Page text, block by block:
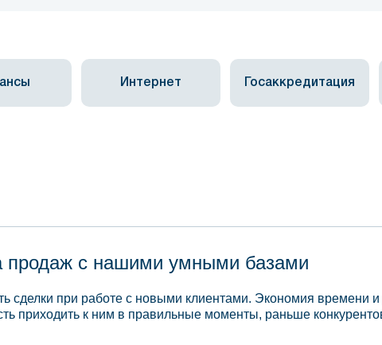
Интернет Госаккредитация
продаж с нашими умными базами
сделки при работе с новыми клиентами. Экономия времени и
приходить к ним в правильные моменты, раньше